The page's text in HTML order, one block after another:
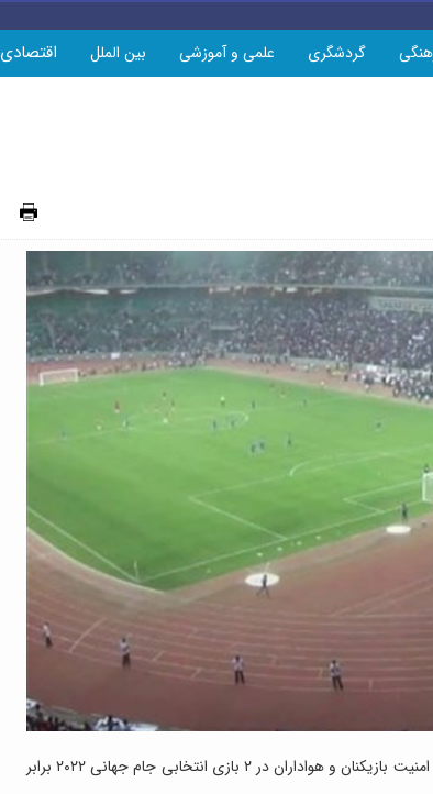
گردشگری علمی و آموزشی بین الملل اقتصادی
فرماندار بصره با ارسال نامه‌ای به کنفدراسیون فوتبال آسیا بابت تامین امنیت بازیکنان و هواداران در ۲ بازی انتخابی جام جهانی ۲۰۲۲ برابر